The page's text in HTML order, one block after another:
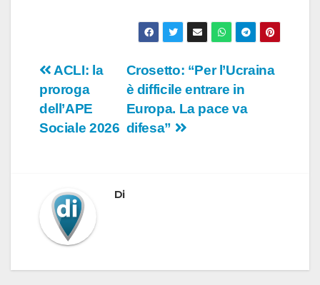
Navigazione
articoli
Crosetto: “Per l’Ucraina
è difficile entrare in
Europa. La pace va
difesa”
ACLI: la
proroga
dell’APE
Sociale 2026
Di